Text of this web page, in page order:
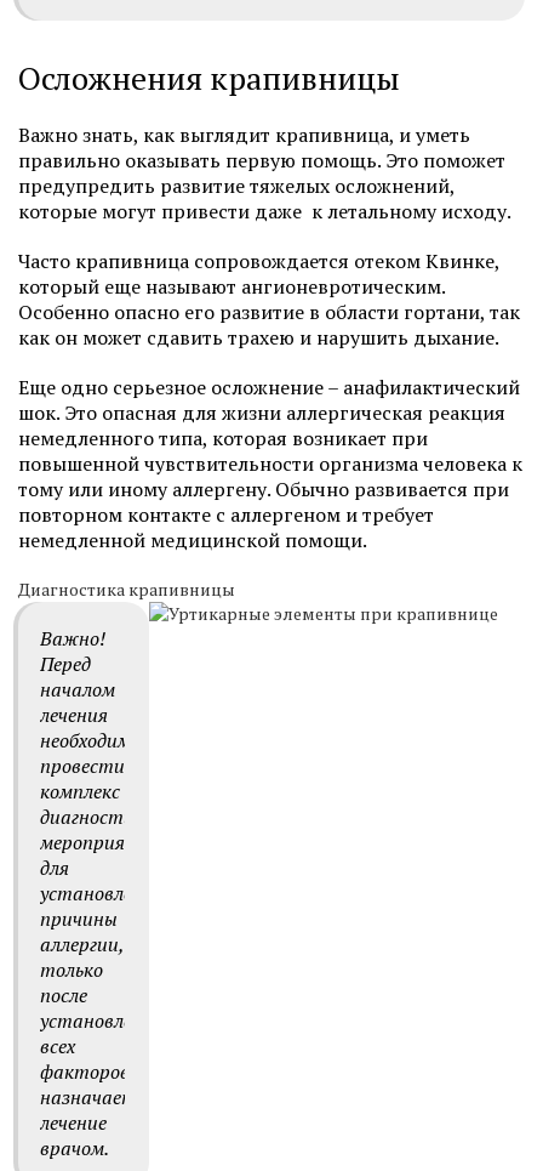
Осложнения крапивницы
Важно знать, как выглядит крапивница, и уметь
правильно оказывать первую помощь. Это поможет
предупредить развитие тяжелых осложнений,
которые могут привести даже к летальному исходу.
Часто крапивница сопровождается отеком Квинке,
который еще называют ангионевротическим.
Особенно опасно его развитие в области гортани, так
как он может сдавить трахею и нарушить дыхание.
Еще одно серьезное осложнение – анафилактический
шок. Это опасная для жизни аллергическая реакция
немедленного типа, которая возникает при
повышенной чувствительности организма человека к
тому или иному аллергену. Обычно развивается при
повторном контакте с аллергеном и требует
немедленной медицинской помощи.
Диагностика крапивницы
Важно!
Перед
началом
лечения
необходимо
провести
комплекс
диагностических
мероприятий
для
установления
причины
аллергии,
только
после
установления
всех
факторов
назначается
лечение
врачом.